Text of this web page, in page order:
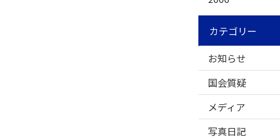
カテゴリー
お知らせ
国会質疑
メディア
写真日記